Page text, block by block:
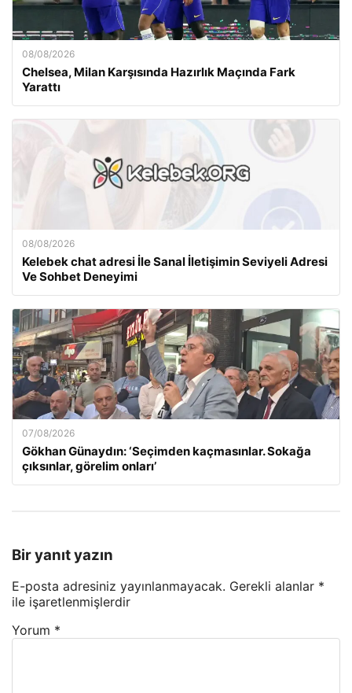
08/08/2026
Chelsea, Milan Karşısında Hazırlık Maçında Fark
Yarattı
08/08/2026
Kelebek chat adresi İle Sanal İletişimin Seviyeli Adresi
Ve Sohbet Deneyimi
07/08/2026
Gökhan Günaydın: ‘Seçimden kaçmasınlar. Sokağa
çıksınlar, görelim onları’
Bir yanıt yazın
E-posta adresiniz yayınlanmayacak. Gerekli alanlar *
ile işaretlenmişlerdir
Yorum *